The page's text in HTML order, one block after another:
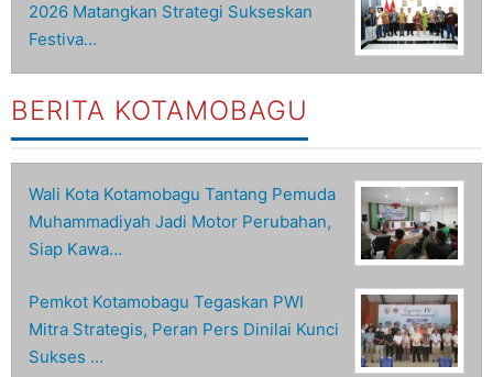
2026 Matangkan Strategi Sukseskan
Festiva…
BERITA KOTAMOBAGU
Wali Kota Kotamobagu Tantang Pemuda
Muhammadiyah Jadi Motor Perubahan,
Siap Kawa…
Pemkot Kotamobagu Tegaskan PWI
Mitra Strategis, Peran Pers Dinilai Kunci
Sukses …